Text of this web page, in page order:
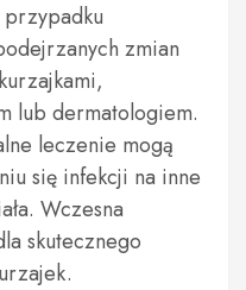
zmian
lub dermatologiem.
leczenie mogą
się infekcji na inne
Wczesna
skutecznego